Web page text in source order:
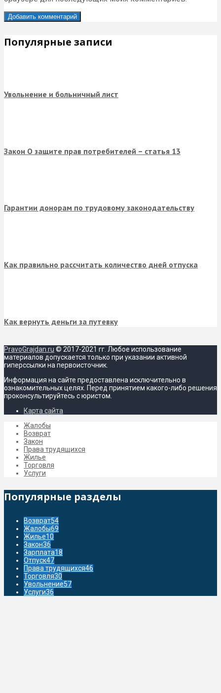
Популярные записи
Увольнение и больничный лист
Закон О защите прав потребителей – статья 13
Гарантии донорам по трудовому законодательству
Как правильно рассчитать количество дней отпуска
Как вернуть деньги за путевку
PravoGrajdan.ru © 2017-2021 гг. Любое использование
материалов допускается только при указании активной
гиперссылки на первоисточник.
Информация на сайте предоставлена исключительно в
ознакомительных целях. Перед принятием какого-либо решения
проконсультируйтесь с юристом.
Карта сайта
Жалобы
Возврат
Закон
Права трудящихся
Жилье
Торговля
Услуги
Популярные разделы
Возврат54
Жалобы69
Жилье10
Закон36
Зарплата18
Отпуск47
Права трудящихся46
Торговля30
Увольнение57
Услуги36